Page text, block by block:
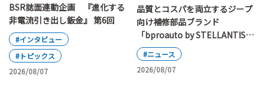
BSR誌面連動企画 『進化する
非電流引き出し鈑金』 第6回
#インタビュー
#トピックス
2026/08/07
品質とコスパを両立するジープ
向け補修部品ブランド
「bproauto by STELLANTIS」
が日本上陸
#ニュース
2026/08/07